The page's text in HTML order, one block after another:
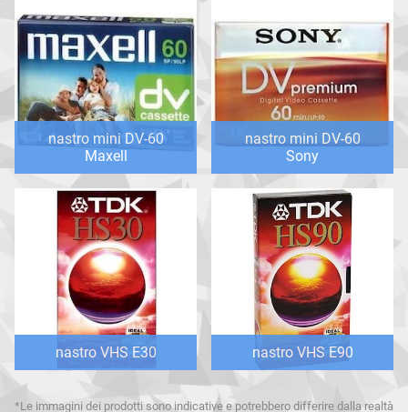
nastro mini DV-60
Maxell
nastro mini DV-60
Sony
nastro VHS E30 nastro VHS E90
*Le immagini dei prodotti sono indicative e potrebbero differire dalla realtà